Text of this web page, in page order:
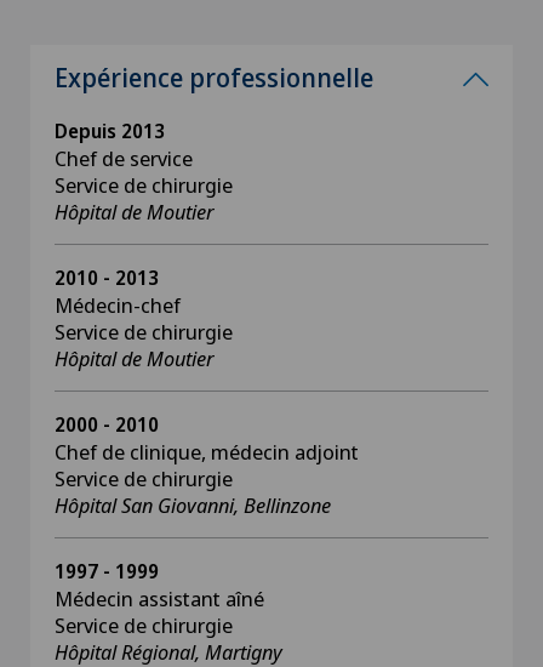
Expérience professionnelle
Depuis 2013
Chef de service
Service de chirurgie
Hôpital de Moutier
2010 - 2013
Médecin-chef
Service de chirurgie
Hôpital de Moutier
2000 - 2010
Chef de clinique, médecin adjoint
Service de chirurgie
Hôpital San Giovanni, Bellinzone
1997 - 1999
Médecin assistant aîné
Service de chirurgie
Hôpital Régional, Martigny